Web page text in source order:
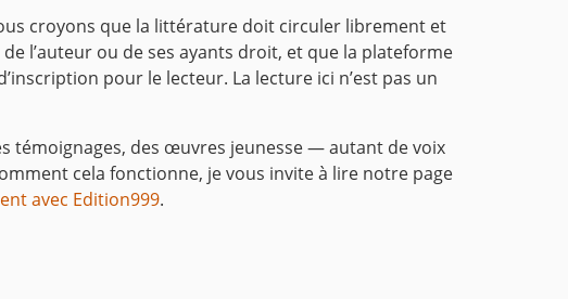
croyons que la littérature doit circuler librement et
l’auteur ou de ses ayants droit, et que la plateforme
pour le lecteur. La lecture ici n’est pas un
témoignages, des œuvres jeunesse — autant de voix
cela fonctionne, je vous invite à lire notre page
avec Edition999.